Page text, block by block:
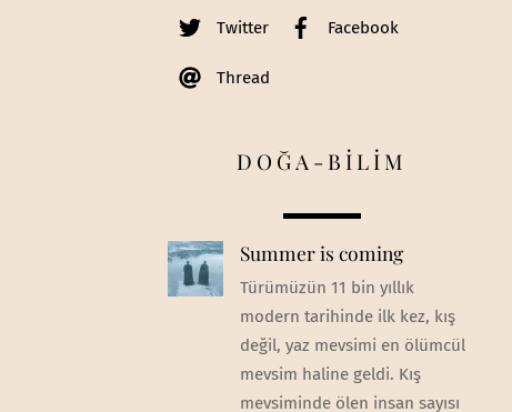
Twitter Facebook
Thread
DOĞA-BİLİM
Summer is coming
Türümüzün 11 bin yıllık
modern tarihinde ilk kez, kış
değil, yaz mevsimi en ölümcül
mevsim haline geldi. Kış
mevsiminde ölen insan sayısı